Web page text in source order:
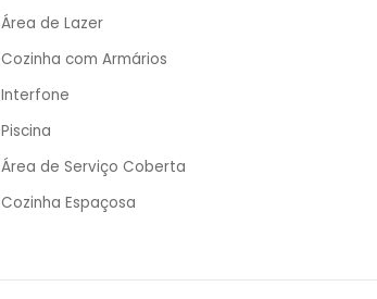
Área de Lazer
Cozinha com Armários
Interfone
Piscina
Área de Serviço Coberta
Cozinha Espaçosa